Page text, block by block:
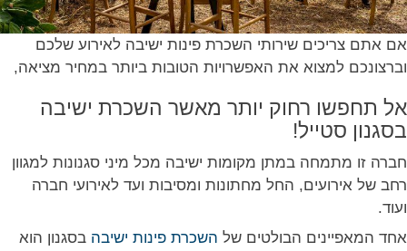
אם אתם צריכים שירותי השכרת פינות ישיבה לאירוע שלכם
וברצונכם למצוא את האפשרויות הטובות ביותר במחיר מציאה,
אל תחפשו רחוק יותר מאשר השכרת ישיבה
בסגנון סטייל!
חברה זו מתמחה במתן מקומות ישיבה מכל מיני סגנונות למגוון
רחב של אירועים, החל מחתונות ומסיבות ועד לאירועי חברה
ועוד.
אחד המאפיינים הבולטים של השכרת פינות ישיבה בסגנון הוא